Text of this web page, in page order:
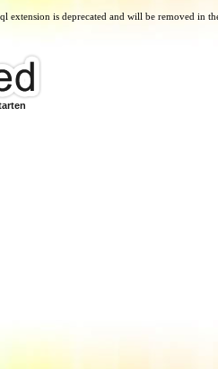
extension is deprecated and will be removed in